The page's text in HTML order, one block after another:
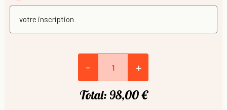
- +
Total: 98,00 €